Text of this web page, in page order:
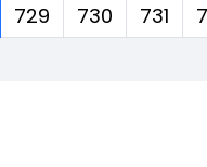
729 730 731